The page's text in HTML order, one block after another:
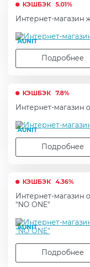
КЭШБЭК 5.01%
Интернет-магазин
AUNIT
Подробнее
КЭШБЭК 7.8%
Интернет-магазин
AUNIT
Подробнее
КЭШБЭК 4.36%
Интернет-магазин
"NO ONE"
AUNIT
Подробнее